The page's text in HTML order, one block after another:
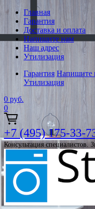
Главная
Гарантия
Доставка и оплата
Напишите нам
Наш адрес
Утилизация
Гарантия Напишите
Утилизация
0 руб.
0
+7 (495) 175-33-
Консультация специалистов.